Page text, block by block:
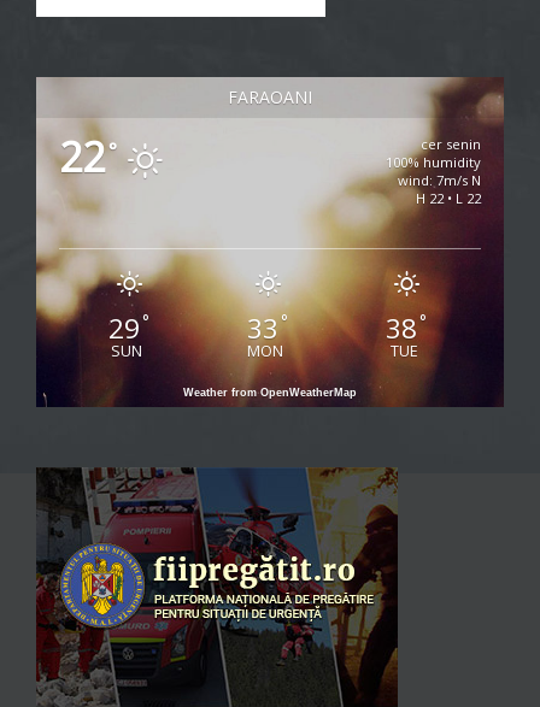
FARAOANI
22°
cer senin
100% humidity
wind: 7m/s N
H 22 • L 22
29°
SUN
33°
MON
38°
TUE
Weather from OpenWeatherMap